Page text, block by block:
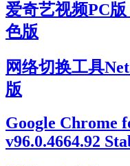
爱奇艺视频PC版
色版
网络切换工具
版
Google Chrome
v96.0.4664.92